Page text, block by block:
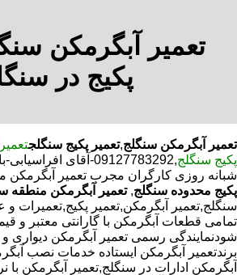
تعمیر آبگرمکن
پکیج در
تعمیر آبگرمکن سنگلج,تعمیر پکیج سنگلج
پکیج سنگلج
,09127783292-آقای
شبانه روزی کارگران مجرب تعمیر آبگرمکن
پکیج محدوده سنگلج, تعمیر آبگرمکن منطقه
سنگلج,تعمیر آبگرمکن,تعمیر پکیج,تعمیرات
تمامی قطعات آبگرمکن با گارانتی معتبر و
شودنمایندگی رسمی تعمیر آبگرمکن دیواری و
برندتعمیر آبگرمکن ایستاده خدمات نصب
آبگرمکن ادارات در سنگلج,تعمیر آبگرمکن با